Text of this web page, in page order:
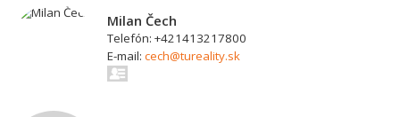
Milan Čech
Telefón: +421413217800
E-mail: cech@tureality.sk